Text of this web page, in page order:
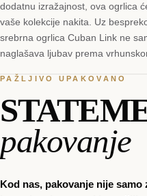
dodatnu izražajnost, ova ogrlica
vaše kolekcije nakita. Uz
srebrna ogrlica Cuban Link ne
naglašava ljubav prema
PAŽLJIVO UPAKOVANO
pakovanje
Kod nas, pakovanje nije